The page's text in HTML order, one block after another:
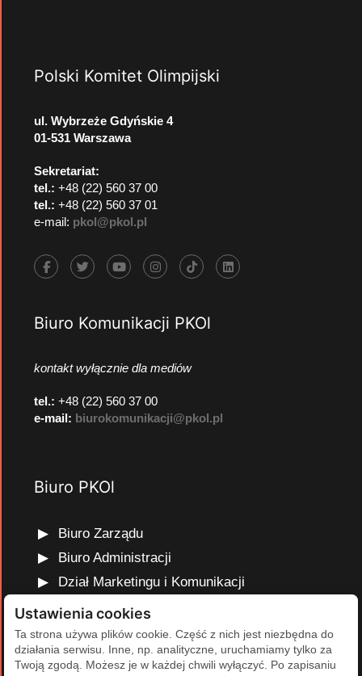
Polski Komitet Olimpijski
ul. Wybrzeże Gdyńskie 4
01-531 Warszawa
Sekretariat:
tel.: +48 (22) 560 37 00
tel.: +48 (22) 560 37 01
e-mail: pkol@pkol.pl
Biuro Komunikacji PKOl
kontakt wyłącznie dla mediów
tel.: +48 (22) 560 37 00
e-mail: biurokomunikacji@pkol.pl
Biuro PKOl
Biuro Zarządu
Biuro Administracji
Dział Marketingu i Komunikacji
Dział Edukacji Olimpijskiej
Dział Finansów i Kadr
Dział Projektów Olimpijskich
Ustawienia cookies
Ta strona używa plików cookie. Część z nich jest niezbędna do
działania serwisu. Inne, np. analityczne, uruchamiamy tylko za
Twoją zgodą. Możesz je w każdej chwili wyłączyć. Po zapisaniu